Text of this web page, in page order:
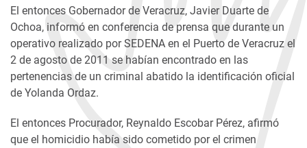
El entonces Gobernador de Veracruz, Javier Duarte de
Ochoa, informó en conferencia de prensa que durante un
operativo realizado por SEDENA en el Puerto de Veracruz el
2 de agosto de 2011 se habían encontrado en las
pertenencias de un criminal abatido la identificación oficial
de Yolanda Ordaz.
El entonces Procurador, Reynaldo Escobar Pérez, afirmó
que el homicidio había sido cometido por el crimen